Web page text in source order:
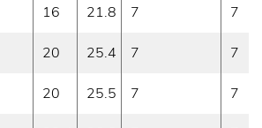
16 21.8 7 7
20 25.4 7 7
20 25.5 7 7